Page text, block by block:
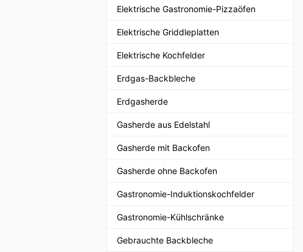
Elektrische Gastronomie-Pizzaöfen
Elektrische Griddleplatten
Elektrische Kochfelder
Erdgas-Backbleche
Erdgasherde
Gasherde aus Edelstahl
Gasherde mit Backofen
Gasherde ohne Backofen
Gastronomie-Induktionskochfelder
Gastronomie-Kühlschränke
Gebrauchte Backbleche